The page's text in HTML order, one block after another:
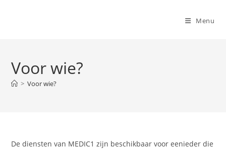
Menu
Voor wie?
> Voor wie?
De diensten van MEDIC1 zijn beschikbaar voor eenieder die